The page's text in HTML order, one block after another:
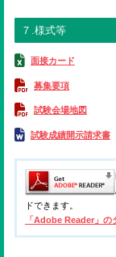
７.様式等
面接カード
募集要項
試験会場地図
試験成績開示請求書
ドできます。
「Adobe Reader」の